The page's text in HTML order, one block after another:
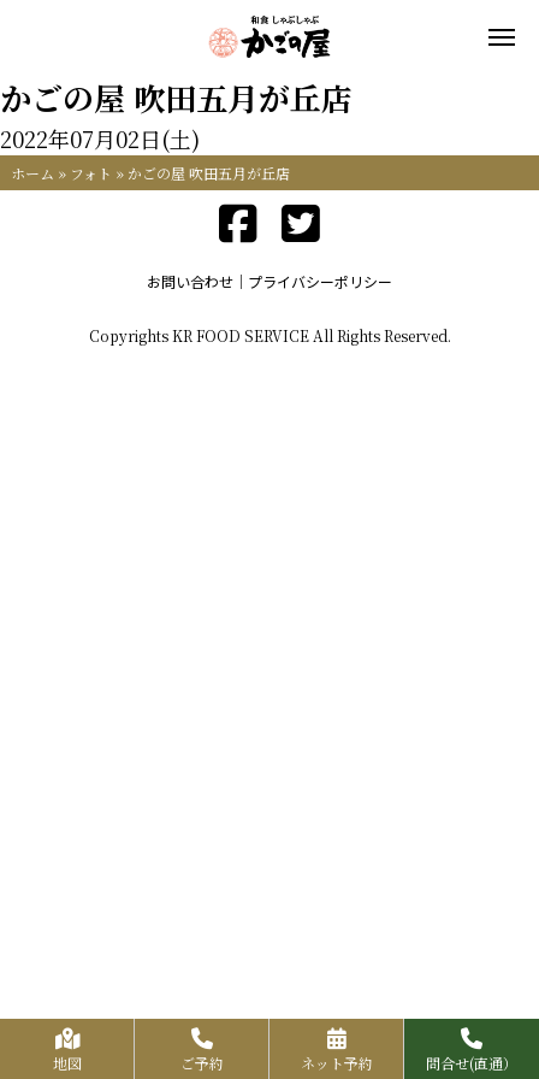
かごの屋 吹田五月が丘店
2022年07月02日(土)
ホーム » フォト » かごの屋 吹田五月が丘店
お問い合わせ プライバシーポリシー
Copyrights KR FOOD SERVICE All Rights Reserved.
地図 ご予約 ネット予約 問合せ(直通）